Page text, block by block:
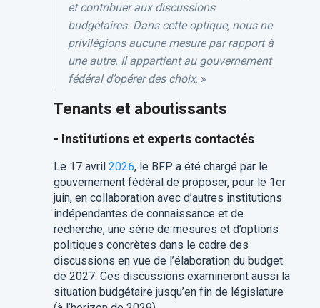
et contribuer aux discussions
budgétaires. Dans cette optique, nous ne
privilégions aucune mesure par rapport à
une autre. Il appartient au gouvernement
fédéral d’opérer des choix. »
Tenants et aboutissants
- Institutions et experts contactés
Le 17 avril 2026, le BFP a été chargé par le
gouvernement fédéral de proposer, pour le 1er
juin, en collaboration avec d’autres institutions
indépendantes de connaissance et de
recherche, une série de mesures et d’options
politiques concrètes dans le cadre des
discussions en vue de l’élaboration du budget
de 2027. Ces discussions examineront aussi la
situation budgétaire jusqu’en fin de législature